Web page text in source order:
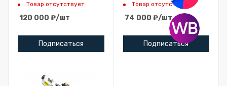
Товар отсутствует
120 000 ₽/шт
Подписаться
Товар отсутствует
74 000 ₽/шт
Подписаться